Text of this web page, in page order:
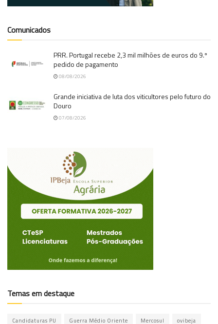
Comunicados
PRR. Portugal recebe 2,3 mil milhões de euros do 9.º
pedido de pagamento
08/08/2026
Grande iniciativa de luta dos viticultores pelo futuro do
Douro
07/08/2026
Temas em destaque
Candidaturas PU Guerra Médio Oriente Mercosul ovibeja